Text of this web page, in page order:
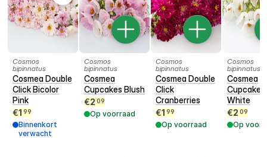
Cosmos
bipinnatus
Cosmea Double
Click Bicolor
Pink
€1 99
Binnenkort
verwacht
Cosmos
bipinnatus
Cosmea
Cupcakes Blush
€2 09
Op voorraad
Cosmos
bipinnatus
Cosmea Double
Click
Cranberries
€1 99
Op voorraad
Cosmos
bipinnatus
Cosmea
Cupcakes
White
€2 09
Op